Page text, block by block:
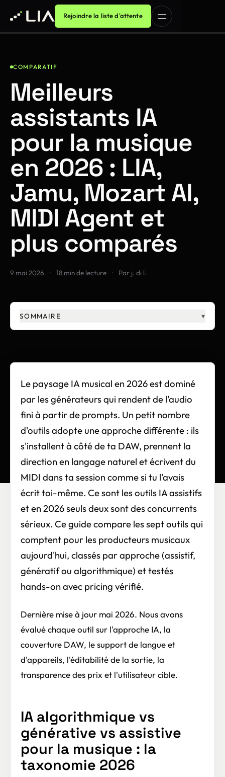
Rejoindre la liste d'attente
COMPARATIF
Meilleurs
assistants IA
pour la musique
en 2026 : LIA,
Jamu, Mozart AI,
MIDI Agent et
plus comparés
9 mai 2026 · 18 min de lecture · Par j. di l.
SOMMAIRE ▾
Le paysage IA musical en 2026 est dominé
par les générateurs qui rendent de l'audio
fini à partir de prompts. Un petit nombre
d'outils adopte une approche différente : ils
s'installent à côté de ta DAW, prennent la
direction en langage naturel et écrivent du
MIDI dans ta session comme si tu l'avais
écrit toi-même. Ce sont les outils IA assistifs
et en 2026 seuls deux sont des concurrents
sérieux. Ce guide compare les sept outils qui
comptent pour les producteurs musicaux
aujourd'hui, classés par approche (assistif,
génératif ou algorithmique) et testés
hands-on avec pricing vérifié.
Dernière mise à jour mai 2026. Nous avons
évalué chaque outil sur l'approche IA, la
couverture DAW, le support de langue et
d'appareils, l'éditabilité de la sortie, la
transparence des prix et l'utilisateur cible.
IA algorithmique vs
générative vs assistive
pour la musique : la
taxonomie 2026